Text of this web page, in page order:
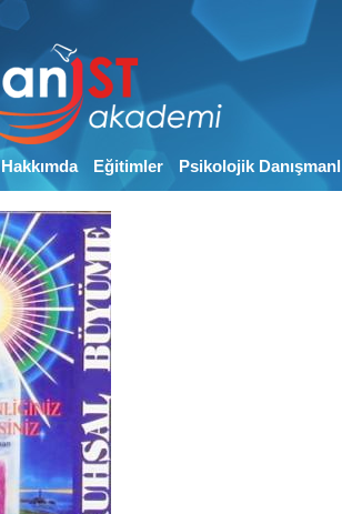
Hakkımda Eğitimler Psikolojik